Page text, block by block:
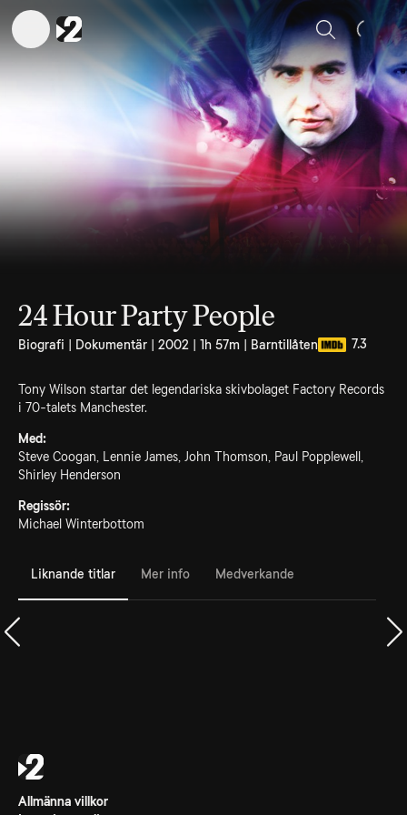
Sök
24 Hour Party People
Biografi | Dokumentär | 2002 | 1h 57m | Barntillåten 7.3
Tony Wilson startar det legendariska skivbolaget Factory Records
i 70-talets Manchester.
Med:
Steve Coogan, Lennie James, John Thomson, Paul Popplewell,
Shirley Henderson
Regissör:
Michael Winterbottom
Liknande titlar Mer info Medverkande
Allmänna villkor